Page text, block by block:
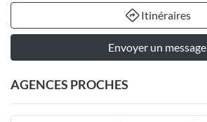
Itinéraires
Envoyer un message
AGENCES PROCHES